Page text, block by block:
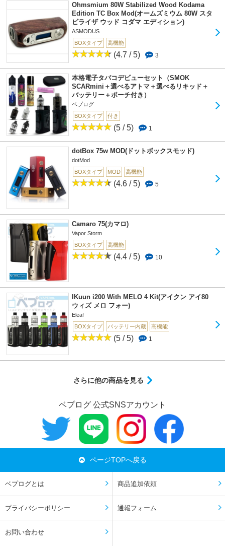
Ohmsmium 80W Stabilized Wood Kodama
Edition TC Box Mod(オームズミウム 80W スタ
ビライザ ウッド コダマ エディション)
ASMODUS
BOXタイプ
高機能
(4.7 / 5) 3
本格電子タバコデビューセット（SMOK
SCARmini＋選べるアトマ＋選べるリキッド＋
バッテリー＋ポーチ付き）
ベプログ
BOXタイプ
付き
(5 / 5) 1
dotBox 75w MOD(ドットボックスモッド)
dotMod
BOXタイプ
MOD 高機能
(4.6 / 5) 5
Camaro 75(カマロ)
Vapor Storm
BOXタイプ
高機能
(4.4 / 5) 10
IKuun i200 With MELO 4 Kit(アイクン アイ80
ウィズ メロ フォー)
Eleaf
BOXタイプ
バッテリー内蔵 高機能
(5 / 5) 1
さらに他の商品を見る
ベプログ 公式SNSアカウント
ページTOPへ戻る
ベプログとは 商品追加依頼
プライバシーポリシー 通報フォーム
お問い合わせ